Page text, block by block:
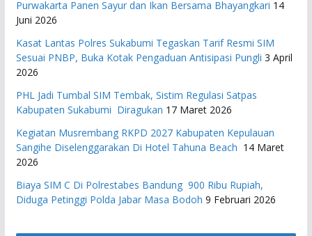
Purwakarta Panen Sayur dan Ikan Bersama Bhayangkari 14
Juni 2026
Kasat Lantas Polres Sukabumi Tegaskan Tarif Resmi SIM
Sesuai PNBP, Buka Kotak Pengaduan Antisipasi Pungli 3 April
2026
PHL Jadi Tumbal SIM Tembak, Sistim Regulasi Satpas
Kabupaten Sukabumi Diragukan 17 Maret 2026
Kegiatan Musrembang RKPD 2027 ​Kabupaten Kepulauan
Sangihe Diselenggarakan Di Hotel Tahuna Beach 14 Maret
2026
Biaya SIM C Di Polrestabes Bandung 900 Ribu Rupiah,
Diduga Petinggi Polda Jabar Masa Bodoh 9 Februari 2026